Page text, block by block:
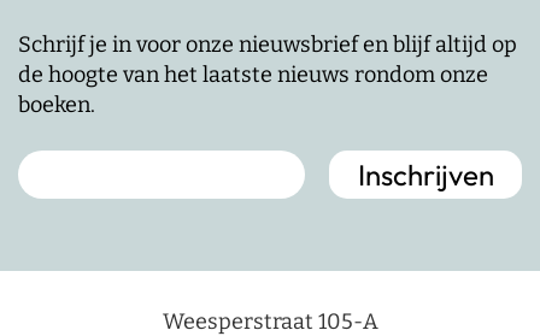
Schrijf je in voor onze nieuwsbrief en blijf altijd op
de hoogte van het laatste nieuws rondom onze
boeken.
Weesperstraat 105-A